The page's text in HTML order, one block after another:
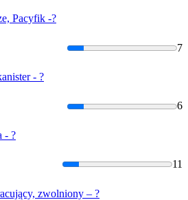
Pacyfik -?
7
- ?
6
- ?
11
zwolniony – ?